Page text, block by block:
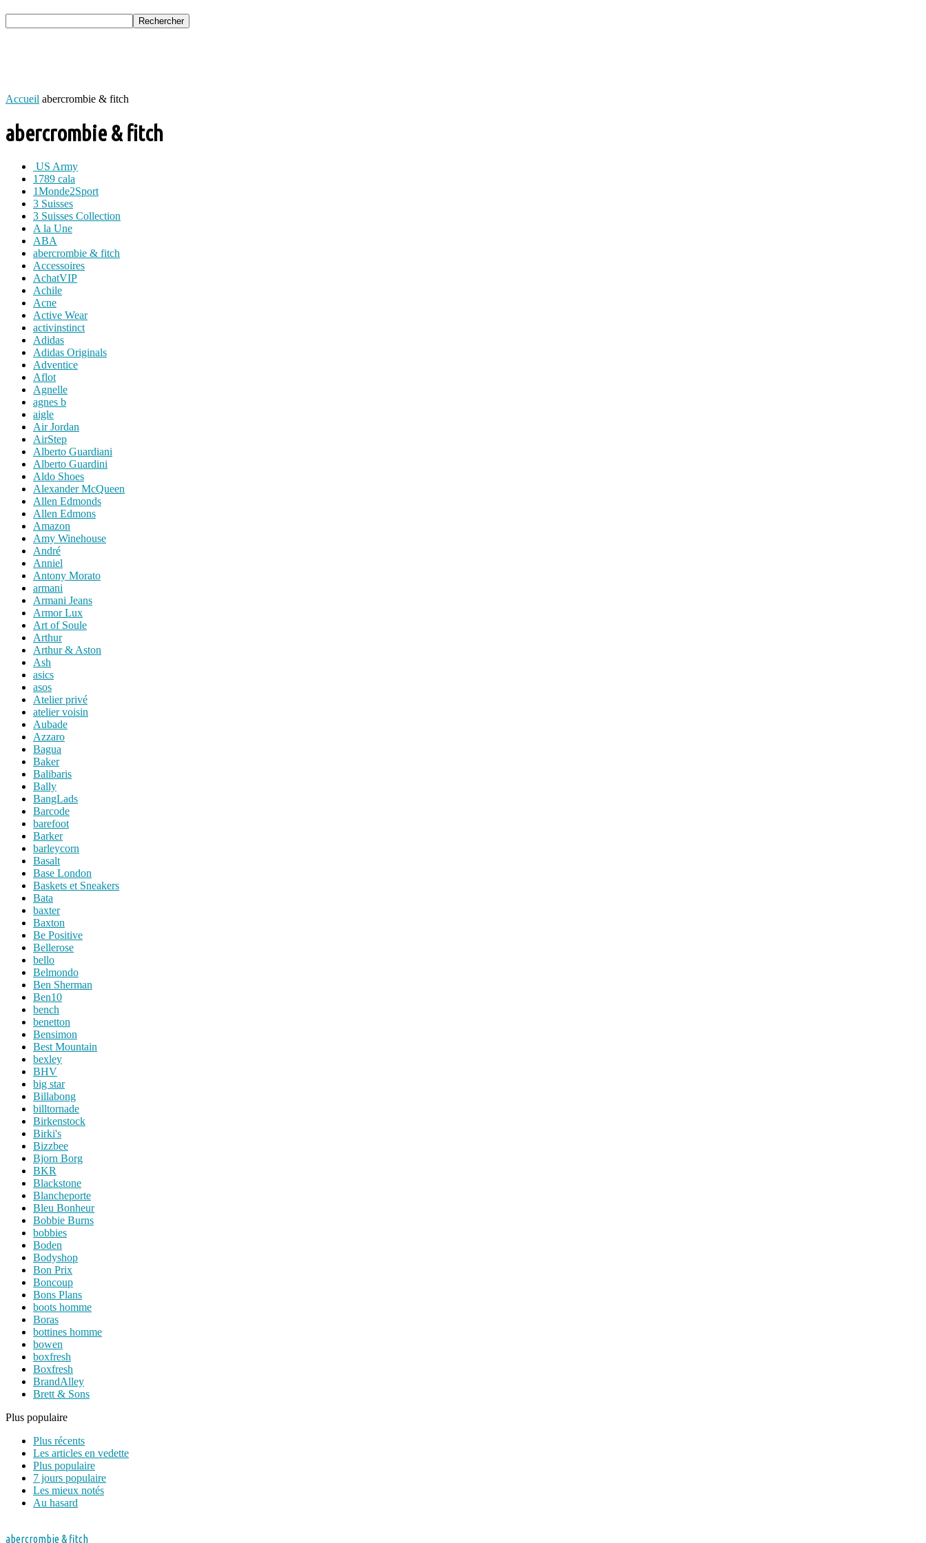
Accueil abercrombie & fitch
abercrombie & fitch
US Army
1789 cala
1Monde2Sport
3 Suisses
3 Suisses Collection
A la Une
ABA
abercrombie & fitch
Accessoires
AchatVIP
Achile
Acne
Active Wear
activinstinct
Adidas
Adidas Originals
Adventice
Aflot
Agnelle
agnes b
aigle
Air Jordan
AirStep
Alberto Guardiani
Alberto Guardini
Aldo Shoes
Alexander McQueen
Allen Edmonds
Allen Edmons
Amazon
Amy Winehouse
André
Anniel
Antony Morato
armani
Armani Jeans
Armor Lux
Art of Soule
Arthur
Arthur & Aston
Ash
asics
asos
Atelier privé
atelier voisin
Aubade
Azzaro
Bagua
Baker
Balibaris
Bally
BangLads
Barcode
barefoot
Barker
barleycorn
Basalt
Base London
Baskets et Sneakers
Bata
baxter
Baxton
Be Positive
Bellerose
bello
Belmondo
Ben Sherman
Ben10
bench
benetton
Bensimon
Best Mountain
bexley
BHV
big star
Billabong
billtornade
Birkenstock
Birki's
Bizzbee
Bjorn Borg
BKR
Blackstone
Blancheporte
Bleu Bonheur
Bobbie Burns
bobbies
Boden
Bodyshop
Bon Prix
Boncoup
Bons Plans
boots homme
Boras
bottines homme
bowen
boxfresh
Boxfresh
BrandAlley
Brett & Sons
Plus populaire
Plus récents
Les articles en vedette
Plus populaire
7 jours populaire
Les mieux notés
Au hasard
abercrombie & fitch